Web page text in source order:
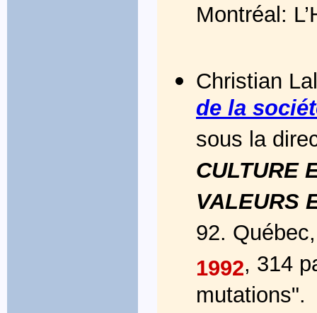
Montréal:
Christian
de la
sous la
CULTURE
VALEURS
92.
1992, 314
mutations".